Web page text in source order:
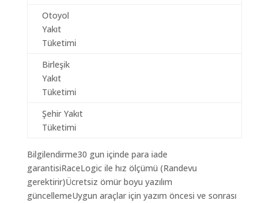
Otoyol
Yakıt
Tüketimi
Birleşik
Yakıt
Tüketimi
Şehir Yakıt
Tüketimi
Bilgilendirme30 gun içinde para iade
garantisiRaceLogic ile hız ölçümü (Randevu
gerektirir)Ücretsiz ömür boyu yazılım
güncellemeUygun araçlar için yazım öncesi ve sonrası